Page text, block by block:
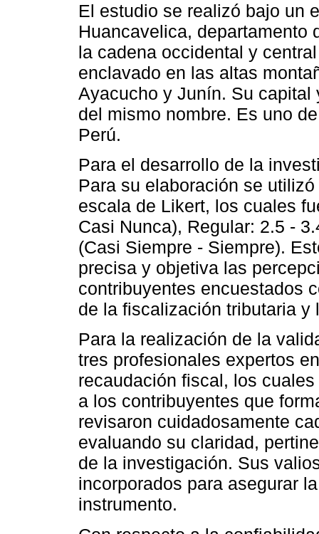
El estudio se realizó bajo un
Huancavelica, departamento
la cadena occidental y
enclavado en las altas
Ayacucho y Junín. Su
del mismo nombre. Es uno
Perú.
Para el desarrollo de la
Para su elaboración se
escala de Likert, los cuales
Casi Nunca), Regular: 2.5 -
(Casi Siempre - Siempre).
precisa y objetiva las
contribuyentes encuestados
de la fiscalización tributaria y
Para la realización de la
tres profesionales expertos
recaudación fiscal, los
a los contribuyentes que
revisaron cuidadosamente
evaluando su claridad,
de la investigación. Sus
incorporados para asegurar
instrumento.